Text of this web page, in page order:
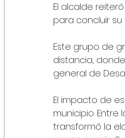
El alcalde
para concluir
Este grupo de
distancia,
general de
El impacto de
municipio.
transformó la